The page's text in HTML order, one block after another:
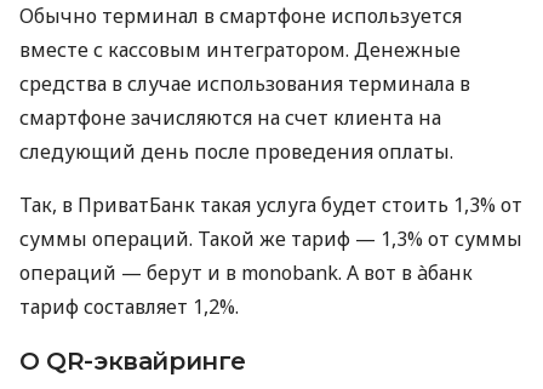
Обычно терминал в смартфоне используется
вместе с кассовым интегратором. Денежные
средства в случае использования терминала в
смартфоне зачисляются на счет клиента на
следующий день после проведения оплаты.
Так, в ПриватБанк такая услуга будет стоить 1,3% от
суммы операций. Такой же тариф — 1,3% от суммы
операций — берут и в monobank. А вот в àбанк
тариф составляет 1,2%.
О QR-эквайринге